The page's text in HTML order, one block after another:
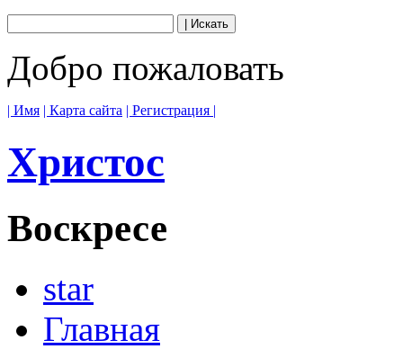
Добро пожаловать
| Имя | Карта сайта | Регистрация |
Христос
Воскресе
star
Главная